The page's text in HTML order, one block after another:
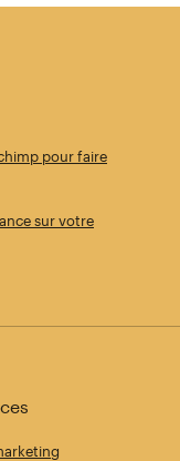
pour faire
sur votre